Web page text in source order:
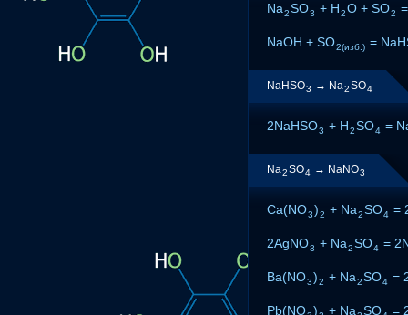
Na2SO3 + H2O + SO2
NaOH + SO2(изб.) =
NaHSO3 → Na2SO4
2NaHSO3 + H2SO4 =
Na2SO4 → NaNO3
Ca(NO3)2 + Na2SO4 =
2AgNO3 + Na2SO4 =
Ba(NO3)2 + Na2SO4 =
Pb(NO ) + Na SO =